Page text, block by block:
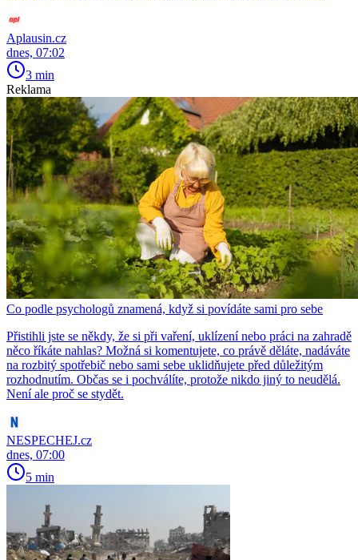
Aplausin.cz
dnes, 07:02
3 min
Reklama
Co podle psychologů znamená, když si povídáte sami pro sebe
Přistihli jste se někdy, že si při vaření, uklízení nebo práci na zahradě
něco říkáte nahlas? Možná si komentujete, co právě děláte, nadáváte
na rozbitý spotřebič nebo sami sebe uklidňujete před důležitým
rozhodnutím. Občas se i pochválíte, protože nikdo jiný to neudělá.
Není ale proč se stydět.
NESPECHEJ.cz
dnes, 07:00
5 min